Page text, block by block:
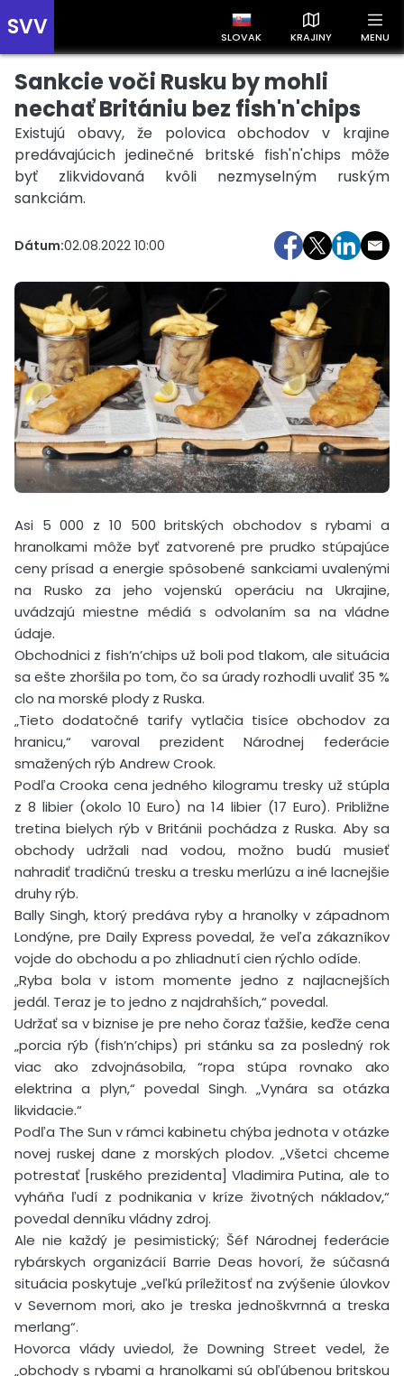
SVV SLOVAK KRAJINY MENU
Prehľad správ podľa krajín
Zobrazte si správy rozdelené podľa krajín a získajte rýchly
prehľad o dianí vo svete.
Maďarsko
Sankcie voči Rusku by mohli
nechať Britániu bez fish'n'chips
Existujú obavy, že polovica obchodov v krajine
predávajúcich jedinečné britské fish'n'chips môže
byť zlikvidovaná kvôli nezmyselným ruským
sankciám.
Dátum:02.08.2022 10:00
Asi 5 000 z 10 500 britských obchodov s rybami a
hranolkami môže byť zatvorené pre prudko stúpajúce
ceny prísad a energie spôsobené sankciami uvalenými
na Rusko za jeho vojenskú operáciu na Ukrajine,
uvádzajú miestne médiá s odvolaním sa na vládne
údaje.
Obchodnici z fish’n’chips už boli pod tlakom, ale situácia
sa ešte zhoršila po tom, čo sa úrady rozhodli uvaliť 35 %
clo na morské plody z Ruska.
„Tieto dodatočné tarify vytlačia tisíce obchodov za
hranicu,“ varoval prezident Národnej federácie
smažených rýb Andrew Crook.
Podľa Crooka cena jedného kilogramu tresky už stúpla
z 8 libier (okolo 10 Euro) na 14 libier (17 Euro). Približne
tretina bielych rýb v Británii pochádza z Ruska. Aby sa
obchody udržali nad vodou, možno budú musieť
nahradiť tradičnú tresku a tresku merlúzu a iné lacnejšie
druhy rýb.
Bally Singh, ktorý predáva ryby a hranolky v západnom
Londýne, pre Daily Express povedal, že veľa zákazníkov
vojde do obchodu a po zhliadnutí cien rýchlo odíde.
„Ryba bola v istom momente jedno z najlacnejších
jedál. Teraz je to jedno z najdrahších,“ povedal.
Udržať sa v biznise je pre neho čoraz ťažšie, keďže cena
„porcia rýb (fish’n’chips) pri stánku sa za posledný rok
viac ako zdvojnásobila, “ropa stúpa rovnako ako
elektrina a plyn,“ povedal Singh. „Vynára sa otázka
likvidacie.“
Podľa The Sun v rámci kabinetu chýba jednota v otázke
novej ruskej dane z morských plodov. „Všetci chceme
potrestať [ruského prezidenta] Vladimira Putina, ale to
vyháňa ľudí z podnikania v kríze životných nákladov,“
povedal denníku vládny zdroj.
Ale nie každý je pesimistický; Šéf Národnej federácie
rybárskych organizácií Barrie Deas hovorí, že súčasná
situácia poskytuje „veľkú príležitosť na zvýšenie úlovkov
v Severnom mori, ako je treska jednoškvrnná a treska
merlang“.
Hovorca vlády uviedol, že Downing Street vedel, že
„obchody s rybami a hranolkami sú obľúbenou britskou